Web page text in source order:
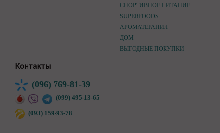
СПОРТИВНОЕ ПИТАНИЕ
SUPERFOODS
АРОМАТЕРАПИЯ
ДОМ
ВЫГОДНЫЕ ПОКУПКИ
Контакты
(096) 769-81-39
(099) 495-13-65
(093) 159-93-78